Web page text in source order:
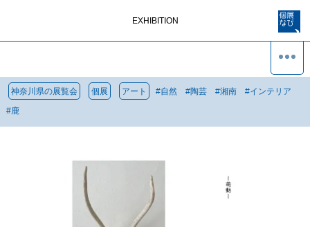
EXHIBITION
神奈川県の展覧会 個展 アート #自然 #陶芸 #湘南 #インテリア
#鹿